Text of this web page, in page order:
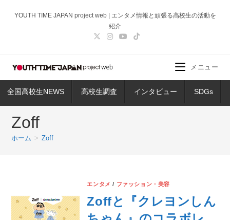
ス
ッ
YOUTH TIME JAPAN project web | エンタメ情報と頑張る高校生の活動を
紹介
全国高校生NEWS 高校生調査 インタビュー SDGs
メニュー
Zoff
ホーム > Zoff
エンタメ / ファッション・美容
Zoffと『クレヨンしん